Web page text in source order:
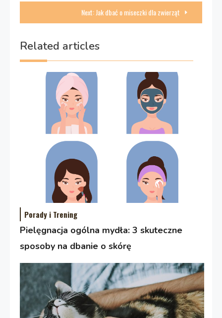
Next:Jak dbać o miseczki dla zwierząt
Related articles
Porady i Trening
Pielęgnacja ogólna mydła: 3 skuteczne
sposoby na dbanie o skórę